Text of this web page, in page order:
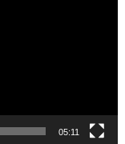
05:11